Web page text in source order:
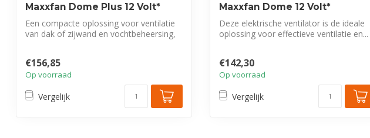
Maxxfan Dome Plus 12 Volt*
Een compacte oplossing voor ventilatie
van dak of zijwand en vochtbeheersing,
€156,85
Op voorraad
Vergelijk
Maxxfan Dome 12 Volt*
Deze elektrische ventilator is de ideale
oplossing voor effectieve ventilatie en...
€142,30
Op voorraad
Vergelijk